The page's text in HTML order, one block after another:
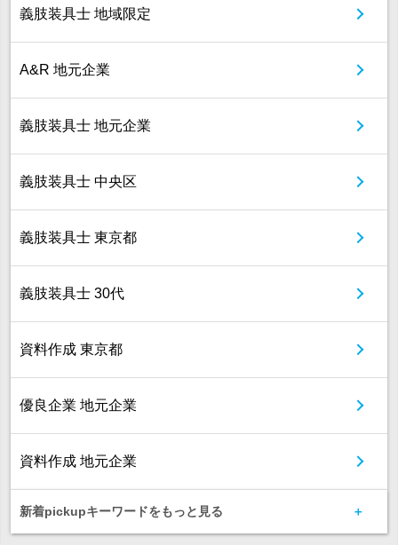
義肢装具士 地域限定
A&R 地元企業
義肢装具士 地元企業
義肢装具士 中央区
義肢装具士 東京都
義肢装具士 30代
資料作成 東京都
優良企業 地元企業
資料作成 地元企業
新着pickupキーワードをもっと見る